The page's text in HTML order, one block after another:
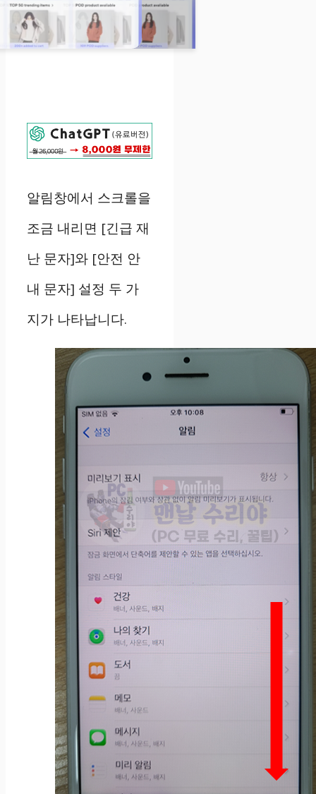
알림창에서 스크롤을
조금 내리면 [긴급 재
난 문자]와 [안전 안
내 문자] 설정 두 가
지가 나타납니다.